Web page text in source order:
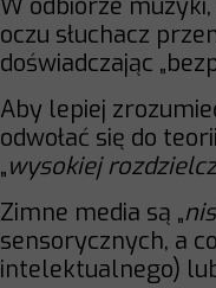
W odbiorze
oczu słuchacz
doświadczając
Aby lepiej
odwołać się do
„wysokiej
Zimne media są „
sensorycznych, a
intelektualnego)